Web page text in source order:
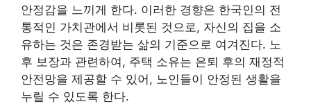
안정감을 느끼게 한다. 이러한 경향은 한국인의 전
통적인 가치관에서 비롯된 것으로, 자신의 집을 소
유하는 것은 존경받는 삶의 기준으로 여겨진다. 노
후 보장과 관련하여, 주택 소유는 은퇴 후의 재정적
안전망을 제공할 수 있어, 노인들이 안정된 생활을
누릴 수 있도록 한다.